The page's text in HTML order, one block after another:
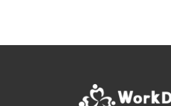
Posts navigation